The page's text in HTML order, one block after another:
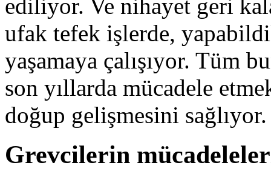
ediliyor. Ve nihayet geri
ufak tefek işlerde,
yaşamaya çalışıyor. Tüm
son yıllarda mücadele
doğup gelişmesini sağlıyor.
Grevcilerin